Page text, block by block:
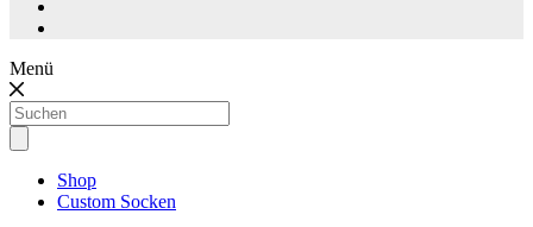
Menü
Products
search
Shop
Custom Socken